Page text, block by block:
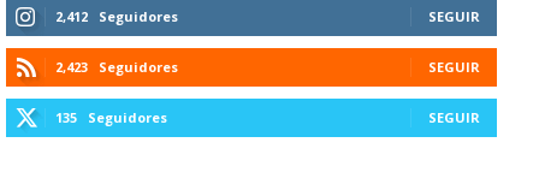
2,412 Seguidores SEGUIR
2,423 Seguidores SEGUIR
135 Seguidores SEGUIR